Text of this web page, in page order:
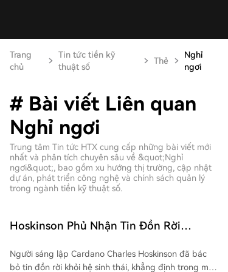
Trang
chủ
Tin tức tiền kỹ
thuật số
Thẻ
Nghỉ
ngơi
# Bài viết Liên quan
Nghỉ ngơi
Trung tâm Tin tức HTX cung cấp những bài viết mới
nhất và phân tích chuyên sâu về &quot;Nghỉ
ngơi&quot;, bao gồm xu hướng thị trường, cập nhật
dự án, phát triển công nghệ và chính sách quản lý
trong ngành tiền kỹ thuật số.
Hoskinson Phủ Nhận Tin Đồn Rời
Người sáng lập Cardano Charles Hoskinson đã bác
bỏ tin đồn rời khỏi hệ sinh thái, khẳng định trong một